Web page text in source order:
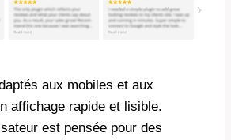
aux mobiles et aux
affichage rapide et lisible.
est pensée pour des